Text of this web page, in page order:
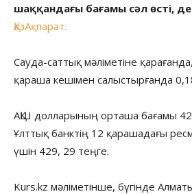
шаққандағы бағамы сәл өсті,
ҚазАқпарат.
Сауда-саттық мәліметіне
қараша кешімен салыстырғанда
АҚШ долларының орташа бағамы
Ұлттық банктің 12 қарашадағы
үшін 429, 29 теңге.
Kurs.kz мәліметінше, бүгінде